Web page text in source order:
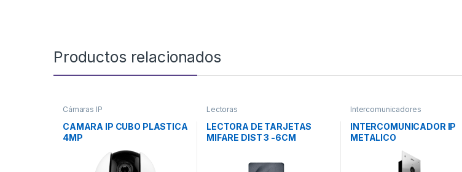
Productos relacionados
Cámaras IP
CAMARA IP CUBO PLASTICA
4MP
Lectoras
LECTORA DE TARJETAS
MIFARE DIST 3 -6CM
Intercomunicadores
INTERCOMUNICADOR IP
METALICO